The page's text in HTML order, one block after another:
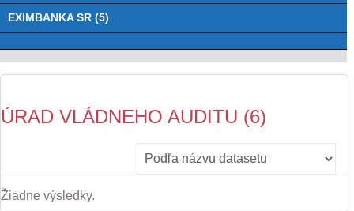
EXIMBANKA SR (5)
ÚRAD VLÁDNEHO AUDITU (6)
Žiadne výsledky.